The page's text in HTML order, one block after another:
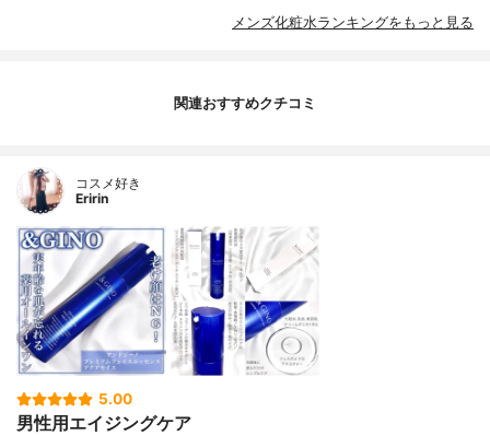
メンズ化粧水ランキングをもっと見る
関連おすすめクチコミ
コスメ好き
Eririn
5.00
男性用エイジングケア